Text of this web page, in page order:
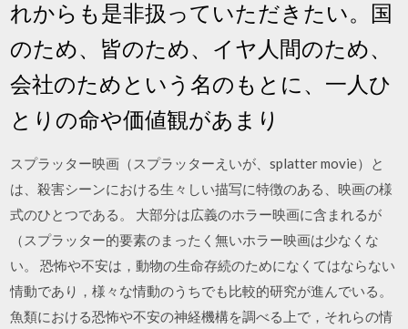
れからも是非扱っていただきたい。国
のため、皆のため、イヤ人間のため、
会社のためという名のもとに、一人ひ
とりの命や価値観があまり
スプラッター映画（スプラッターえいが、splatter movie）と
は、殺害シーンにおける生々しい描写に特徴のある、映画の様
式のひとつである。 大部分は広義のホラー映画に含まれるが
（スプラッター的要素のまったく無いホラー映画は少なくな
い。 恐怖や不安は，動物の生命存続のためになくてはならない
情動であり，様々な情動のうちでも比較的研究が進んでいる。
魚類における恐怖や不安の神経機構を調べる上で，それらの情